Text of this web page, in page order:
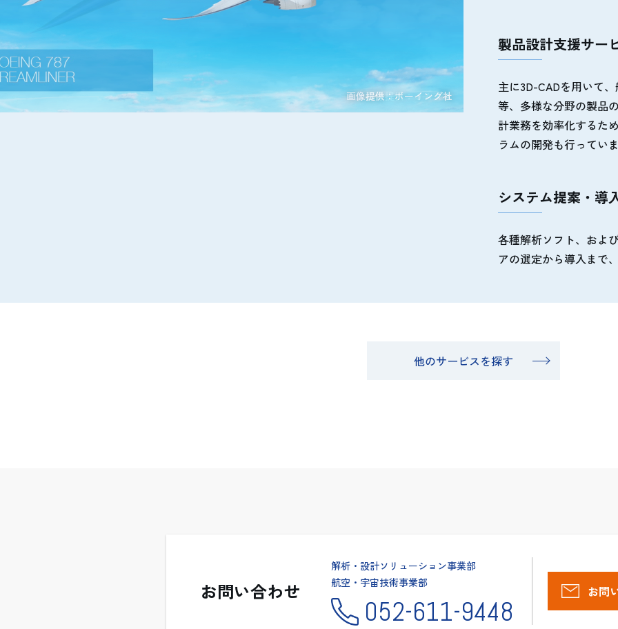
画像提供：ＪＡＸＡ
画像提供：ボーイング社
製品設計支援サー
主に3D-CADを用いて
等、多様な分野の製品
計業務を効率化するた
ラムの開発も行っていま
システム提案・導
各種解析ソフト、およ
アの選定から導入まで
他のサービスを探す
お問い合わせ
解析・設計ソリューション事業部
航空・宇宙技術事業部
052-611-9448
お問